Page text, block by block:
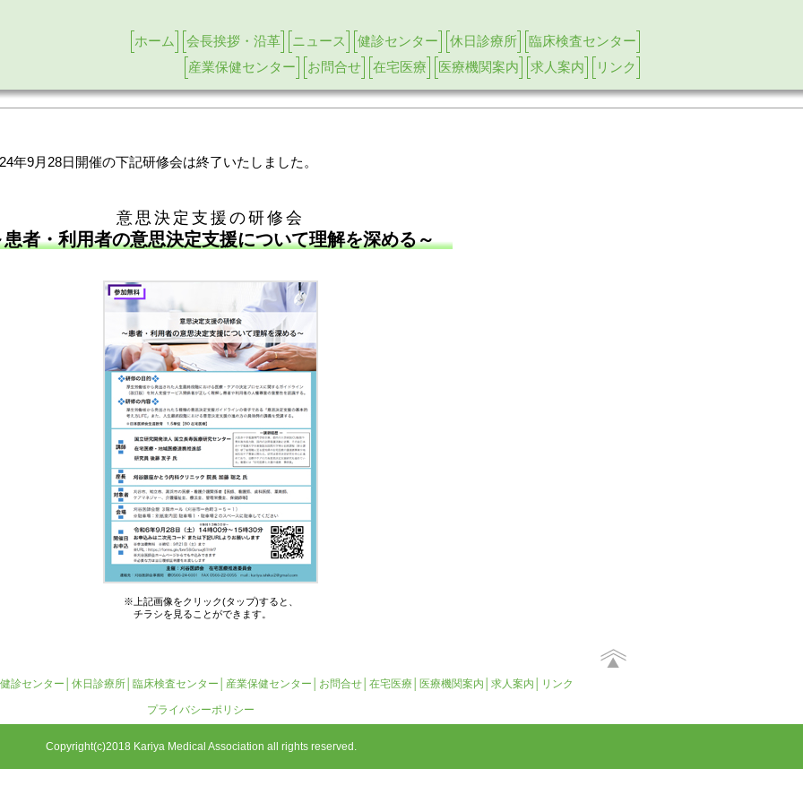
ホーム 会長挨拶・沿革 ニュース 健診センター 休日診療所
臨床検査センター
産業保健センター
お問合せ 在宅医療 医療機関案内 求人案内 リンク
年9月28日開催の下記研修会は終了いたしました。
意思決定支援の研修会
者・利用者の意思決定支援について理解を深める～
※上記画像をクリック(タップ)すると、
チラシを見ることができます。
健診センター 休日診療所 臨床検査センター 産業保健センター │お問合せ│ 在宅医療 医療機関案内 求人案内 リンク
プライバシーポリシー
Copyright(c)2018 Kariya Medical Association all rights reserved.